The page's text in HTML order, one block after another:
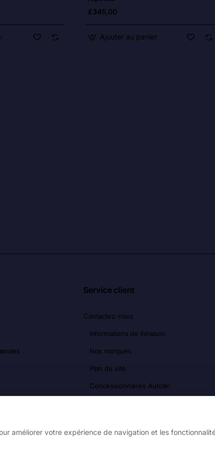
améliorer votre expérience de navigation et les
£345,00
Ajouter au panier
Service client
Contactez-nous
Informations de livraison
Nos marques
Plan du site
Concessionnaires Autotel